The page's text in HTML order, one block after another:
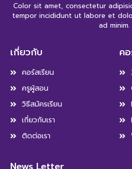
Color sit amet, consectetur
tempor incididunt ut labore et
ad minim.
เกี่ยวกับ
คอร์สเรียน
ครูผู้สอน
วิธีสมัครเรียน
เกี่ยวกับเรา
ติดต่อเรา
ค